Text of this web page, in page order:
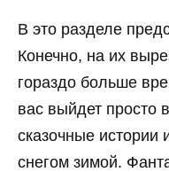
В это разделе
Конечно, на их
гораздо больше
вас выйдет просто
сказочные
снегом зимой.